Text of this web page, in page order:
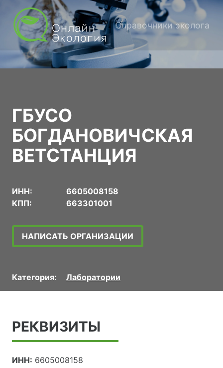
Справочники эколога
ГБУСО
БОГДАНОВИЧСКАЯ
ВЕТСТАНЦИЯ
ИНН:
6605008158
КПП:
663301001
НАПИСАТЬ ОРГАНИЗАЦИИ
Категория: Лаборатории
РЕКВИЗИТЫ
ИНН: 6605008158